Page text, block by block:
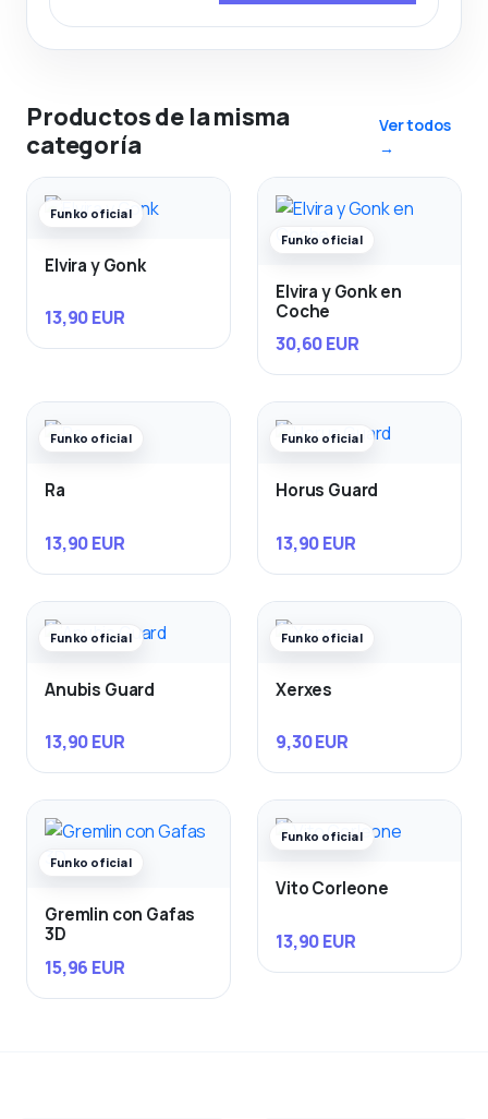
Productos de la misma
categoría
Ver todos
→
Funko oficial
Elvira y Gonk
13,90 EUR
Funko oficial
Elvira y Gonk en
Coche
30,60 EUR
Funko oficial
Ra
13,90 EUR
Funko oficial
Horus Guard
13,90 EUR
Funko oficial
Anubis Guard
13,90 EUR
Funko oficial
Xerxes
9,30 EUR
Funko oficial
Gremlin con Gafas
3D
15,96 EUR
Funko oficial
Vito Corleone
13,90 EUR